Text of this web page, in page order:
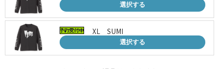
選択する
XL SUMI
選択する